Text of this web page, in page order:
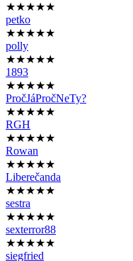
★★★★★
petko
★★★★★
polly
★★★★★
1893
★★★★★
PročJáPročNeTy?
★★★★★
RGH
★★★★★
Rowan
★★★★★
Liberečanda
★★★★★
sestra
★★★★★
sexterror88
★★★★★
siegfried